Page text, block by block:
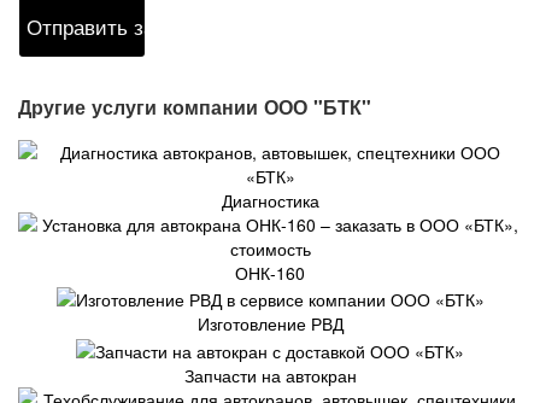
Другие услуги компании ООО "БТК"
Диагностика
ОНК-160
Изготовление РВД
Запчасти на автокран